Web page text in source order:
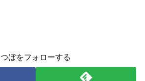
つぼをフォローする